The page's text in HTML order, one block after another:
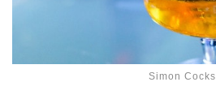
Simon Cocks